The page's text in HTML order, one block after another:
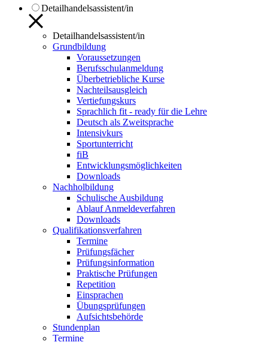
Detailhandelsassistent/in
Detailhandelsassistent/in
Grundbildung
Voraussetzungen
Berufsschulanmeldung
Überbetriebliche Kurse
Nachteilsausgleich
Vertiefungskurs
Sprachlich fit - ready für die Lehre
Deutsch als Zweitsprache
Intensivkurs
Sportunterricht
fiB
Entwicklungsmöglichkeiten
Downloads
Nachholbildung
Schulische Ausbildung
Ablauf Anmeldeverfahren
Downloads
Qualifikationsverfahren
Termine
Prüfungsfächer
Prüfungsinformation
Praktische Prüfungen
Repetition
Einsprachen
Übungsprüfungen
Aufsichtsbehörde
Stundenplan
Termine